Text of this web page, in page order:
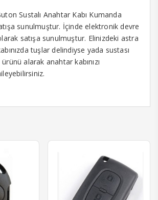
Sustalı Anahtar Kabı Kumanda
sunulmuştur. İçinde elektronik devre
satışa sunulmuştur. Elinizdeki astra
tuşlar delindiyse yada sustası
alarak anahtar kabınızı